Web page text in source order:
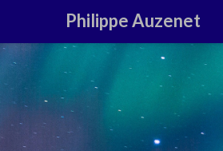
Philippe Auzenet